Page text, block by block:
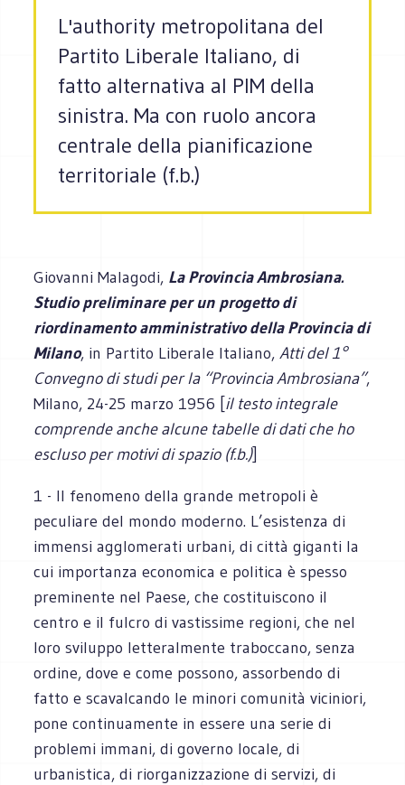
L'authority metropolitana del
Partito Liberale Italiano, di
fatto alternativa al PIM della
sinistra. Ma con ruolo ancora
centrale della pianificazione
territoriale (f.b.)
Giovanni Malagodi, La Provincia Ambrosiana.
Studio preliminare per un progetto di
riordinamento amministrativo della Provincia di
Milano, in Partito Liberale Italiano,Atti del 1°
Convegno di studi per la “Provincia Ambrosiana”,
Milano, 24-25 marzo 1956 [il testo integrale
comprende anche alcune tabelle di dati che ho
escluso per motivi di spazio (f.b.)]
1 - Il fenomeno della grande metropoli è
peculiare del mondo moderno. L’esistenza di
immensi agglomerati urbani, di città giganti la
cui importanza economica e politica è spesso
preminente nel Paese, che costituiscono il
centro e il fulcro di vastissime regioni, che nel
loro sviluppo letteralmente traboccano, senza
ordine, dove e come possono, assorbendo di
fatto e scavalcando le minori comunità viciniori,
pone continuamente in essere una serie di
problemi immani, di governo locale, di
urbanistica, di riorganizzazione di servizi, di